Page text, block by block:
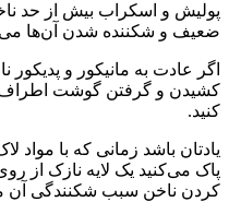
پولیش و اسکراب بیش از حد
ضعیف و شکننده شدن آن‌ها
اگر عادت به مانیکور و پدیکور
کشیدن و گرفتن گوشت اطراف
کنید.
یادتان باشد زمانی که با مواد
پاک می‌کنید یک لایه نازک از
کردن ناخن سبب شکنندگی آن